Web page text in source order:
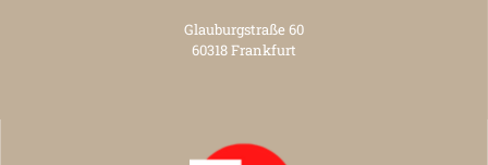
Glauburgstraße 60
60318 Frankfurt